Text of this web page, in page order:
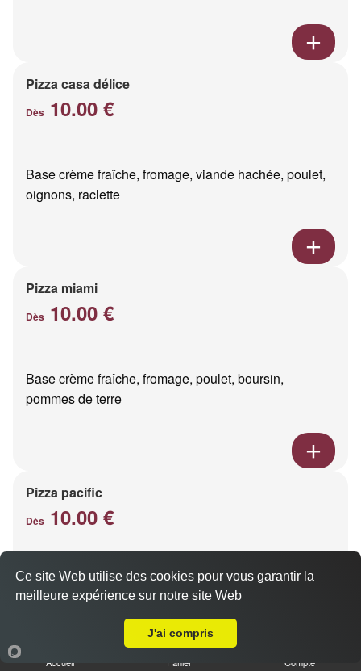
Pizza casa délice
Dès 10.00 €
Base crème fraîche, fromage, viande hachée, poulet,
oignons, raclette
Pizza miami
Dès 10.00 €
Base crème fraîche, fromage, poulet, boursin,
pommes de terre
Pizza pacific
Dès 10.00 €
Base crème fraîche, fromage, saumon fumé
Accueil Panier Compte
Ce site Web utilise des cookies pour vous garantir la
meilleure expérience sur notre site Web
J'ai compris